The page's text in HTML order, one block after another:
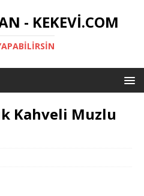
- KEKEVI.COM
Kahveli Muzlu